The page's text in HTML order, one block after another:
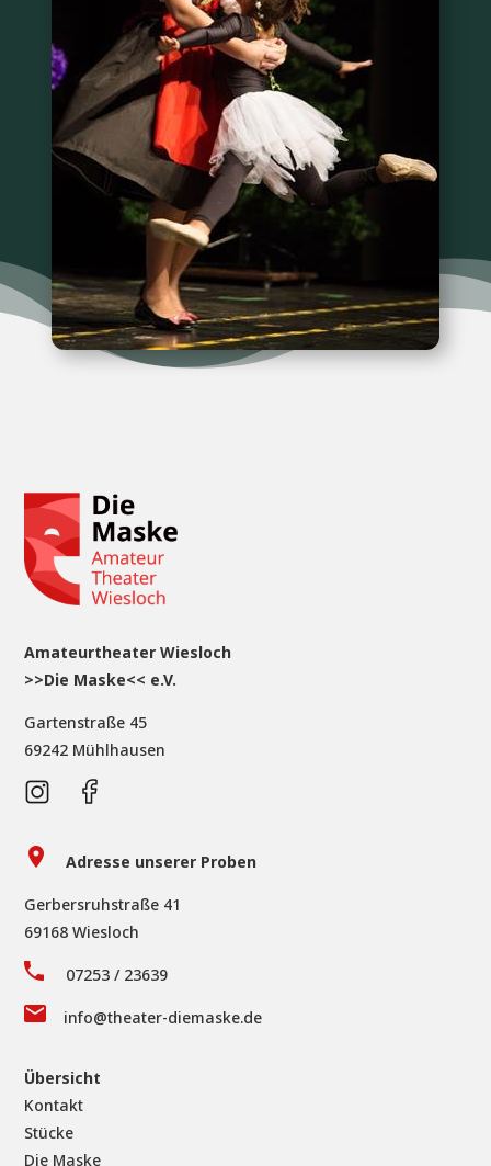
Amateurtheater Wiesloch
>>Die Maske<< e.V.
Gartenstraße 45
69242 Mühlhausen
Adresse unserer Proben
Gerbersruhstraße 41
69168 Wiesloch
07253 / 23639
info@theater-diemaske.de
Übersicht
Kontakt
Stücke
Die Maske